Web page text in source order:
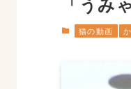
猫の動画